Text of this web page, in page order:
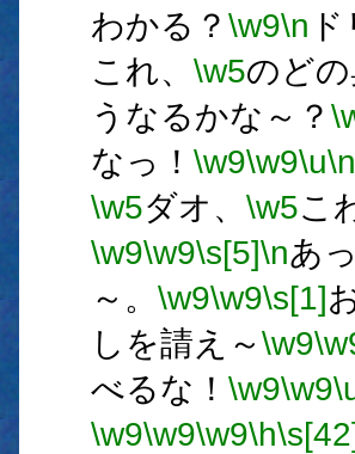
わかる？ \w9\n
これ、 \w5のど
うなるかな～？
なっ！ \w9\w9\u\n
\w5ダオ、 \w5こ
\w9\w9\s[5]\nあ
～。 \w9\w9\s[1]
しを請え～\w9
べるな！ \w9\w9
\w9\w9\w9\h